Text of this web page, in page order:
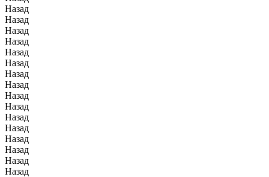
Назад
Назад
Назад
Назад
Назад
Назад
Назад
Назад
Назад
Назад
Назад
Назад
Назад
Назад
Назад
Назад